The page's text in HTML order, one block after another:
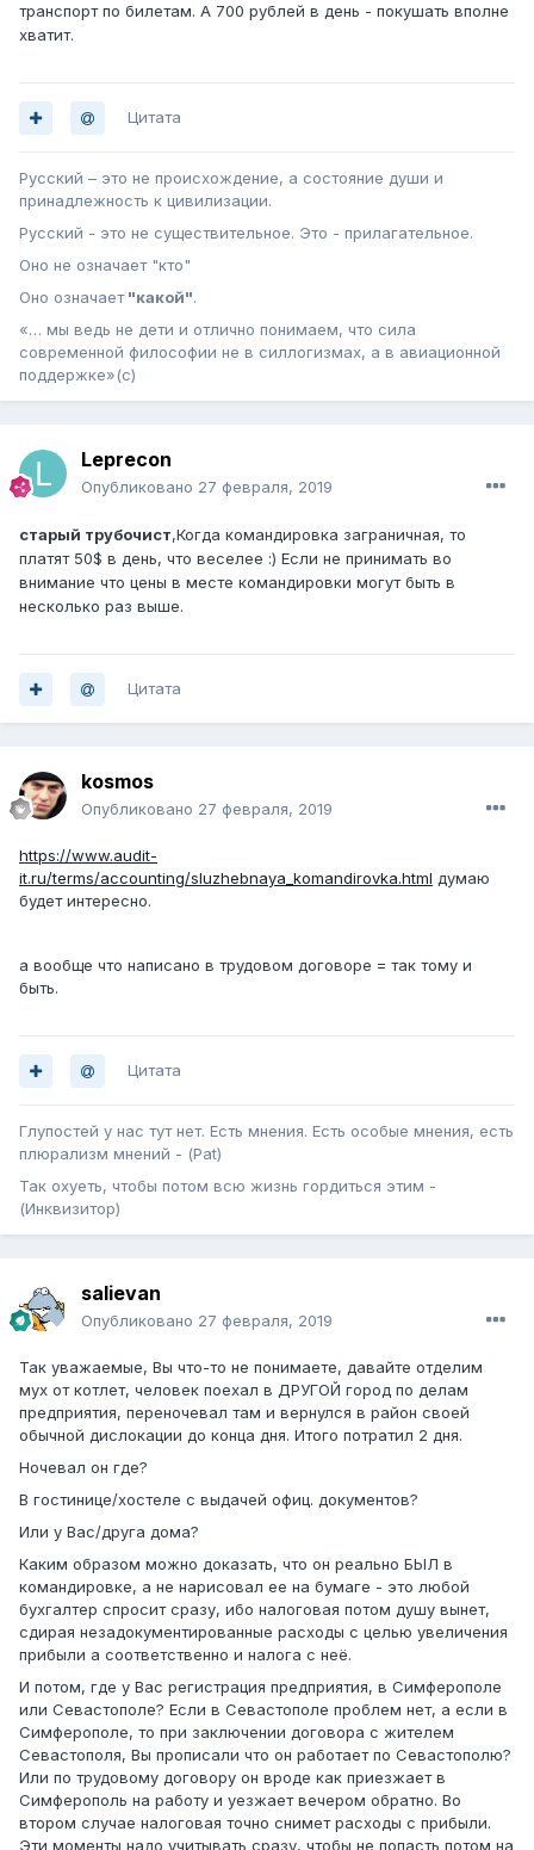
транспорт по билетам. А 700 рублей в день - покушать вполне
хватит.
Цитата
Русский – это не происхождение, а состояние души и
принадлежность к цивилизации.
Русский - это не существительное. Это - прилагательное.
Оно не означает "кто"
Оно означает"какой".
«… мы ведь не дети и отлично понимаем, что сила
современной философии не в силлогизмах, а в авиационной
поддержке»(с)
Leprecon
Опубликовано 27 февраля, 2019
старый трубочист,Когда командировка заграничная, то
платят 50$ в день, что веселее :) Если не принимать во
внимание что цены в месте командировки могут быть в
несколько раз выше.
Цитата
kosmos
Опубликовано 27 февраля, 2019
https://www.audit-
it.ru/terms/accounting/sluzhebnaya_komandirovka.html думаю
будет интересно.
а вообще что написано в трудовом договоре = так тому и
быть.
Цитата
Глупостей у нас тут нет. Есть мнения. Есть особые мнения, есть
плюрализм мнений - (Pat)
Так охуеть, чтобы потом всю жизнь гордиться этим -
(Инквизитор)
salievan
Опубликовано 27 февраля, 2019
Так уважаемые, Вы что-то не понимаете, давайте отделим
мух от котлет, человек поехал в ДРУГОЙ город по делам
предприятия, переночевал там и вернулся в район своей
обычной дислокации до конца дня. Итого потратил 2 дня.
Ночевал он где?
В гостинице/хостеле с выдачей офиц. документов?
Или у Вас/друга дома?
Каким образом можно доказать, что он реально БЫЛ в
командировке, а не нарисовал ее на бумаге - это любой
бухгалтер спросит сразу, ибо налоговая потом душу вынет,
сдирая незадокументированные расходы с целью увеличения
прибыли а соответственно и налога с неё.
И потом, где у Вас регистрация предприятия, в Симферополе
или Севастополе? Если в Севастополе проблем нет, а если в
Симферополе, то при заключении договора с жителем
Севастополя, Вы прописали что он работает по Севастополю?
Или по трудовому договору он вроде как приезжает в
Симферополь на работу и уезжает вечером обратно. Во
втором случае налоговая точно снимет расходы с прибыли.
Эти моменты надо учитывать сразу, чтобы не попасть потом на